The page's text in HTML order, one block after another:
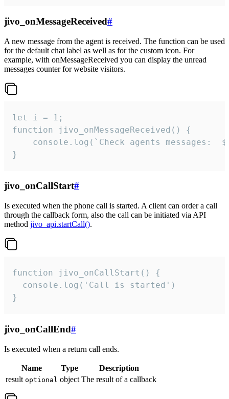
jivo_onMessageReceived#
A new message from the agent is received. The function can be used
for the default chat label as well as for the custom icon. For
example, with onMessageReceived you can display the unread
messages counter for website visitors.
let i = 1;
function jivo_onMessageReceived() {
}
jivo_onCallStart#
Is executed when the phone call is started. A client can order a call
through the callback form, also the call can be initiated via API
method jivo_api.startCall().
function jivo_onCallStart() {
  console.log('Call is started')
}
jivo_onCallEnd#
Is executed when a return call ends.
Name Type
Description
result optional object The result of a callback